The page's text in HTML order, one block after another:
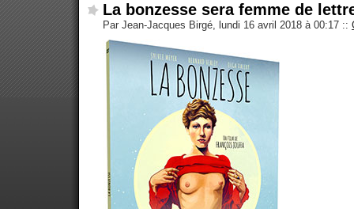
La bonzesse sera femme de
Par Jean-Jacques Birgé, lundi 16 avril 2018 à 00:17 ::